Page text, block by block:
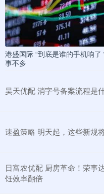
港盛国际 “到底是谁的手机响
事不多
昊天优配 消字号备案流程是
速盈策略 明天起，这些新规
日富农优配 厨房革命！荣事
饪效率翻倍